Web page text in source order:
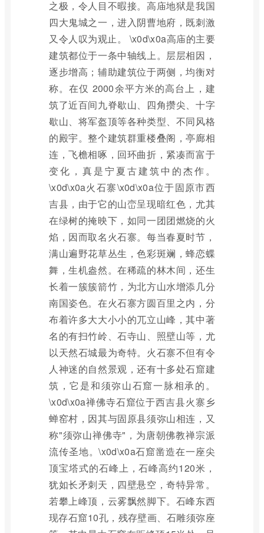
之极，令人目不暇接。高庙地狱是我国
四大鬼城之一，进入阴曹地府，既刺激
又令人叹为观止。 \x0d\x0a高庙的主要
建筑都位于一条中轴线上。层层相因，
逐步增高；辅助建筑位于两侧，均衡对
称。在仅 2000余平方米的高台上，建
筑了近百间九脊歇山、四角攒尖、十字
歇山、将军盔顶等各种类型、不同风格
的殿宇。整个建筑群重楼叠阁，亭廊相
连，飞檐相啄，回环曲折，紧凑而富于
变化，真是宁夏古建筑中的杰作。
\x0d\x0a火石寨\x0d\x0a位于固原市西
吉县，由于它的山峦呈现暗红色，尤其
在绿树的掩映下，如同一团团燃烧的火
焰，因而取名火石寨。每当春夏时节，
满山遍野花草丛生，色彩斑斓，蜂恋蝶
舞，生机盎然。在稀疏的林木间，还生
长着一簇簇箭竹，为北方山水增添几分
南国姿色。在火石寨方圆百里之内，分
布着许多大大小小的兀立山峰，其中著
名的有扫竹岭、石寺山、照壁山等，尤
以天然石城最为奇特。火石寨不但有令
人神迷的自然景观，还有十多处石窟建
筑，它是和须弥山石窟一脉相承的。
\x0d\x0a禅佛寺石窟位于西吉县火寨乡
蝉窑村，因其与固原县须弥山相连，又
称"须弥山禅佛寺"，为唐朝佛教禅宗派
流传圣地。\x0d\x0a石窟凿造在一座尖
顶宝塔式的石峰上，石峰高约120米，
犹如长矛刺天，四壁悬空，奇特异常。
若攀上峰顶，云雾飘然脚下。石峰东西
现存石窟10孔，残存壁画、石雕须弥座